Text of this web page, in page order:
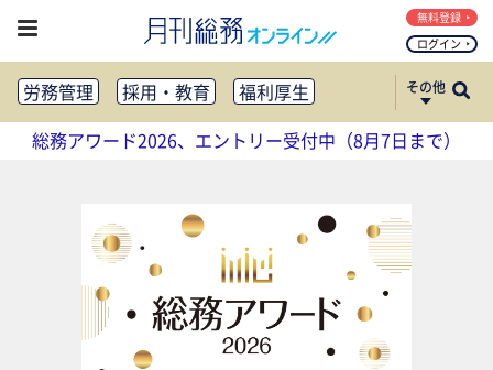
ログイン
無料登録
労務管理 採用・教育
福利厚生
健康経営
働き方改革
法務・コンプライアンス
社外・社内広報
社外・社内コミュニケーション活性化
FM・オフィス移転
CSR・SDGs
テクノロジー活用・DX
助成金・補助金・コスト削減
アウトソーシング・BPO
調査・レポート
その他
総務アワード2026、エントリー受付中（8月7日まで）